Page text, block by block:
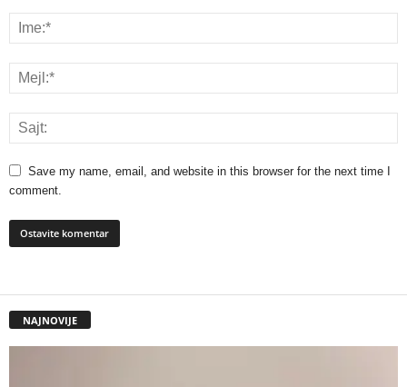
Save my name, email, and website in this browser for the next time I
comment.
NAJNOVIJE